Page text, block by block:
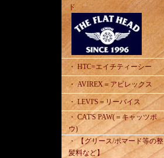
ド
・ HTC=エイチティーシー
・ AVIREX＝アビレックス
・ LEVI'S＝リーバイス
・ CAT'S PAW(＝キャッツポ
ウ)
・ 【グリース/ポマード等の整
髪料など】